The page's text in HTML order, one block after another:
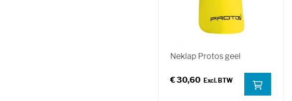
Neklap Protos geel
€ 30,60